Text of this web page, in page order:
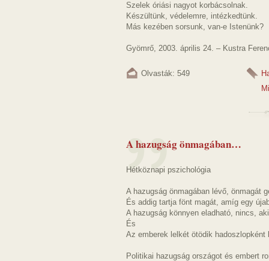
Szelek óriási nagyot korbácsolnak.
Készültünk, védelemre, intézkedtünk.
Más kezében sorsunk, van-e Istenünk?
Gyömrő, 2003. április 24. – Kustra
Olvasták: 549
A hazugság önmagában…
Hétköznapi pszichológia
A hazugság önmagában lévő, önmagát
És addig tartja fönt magát, amíg egy
A hazugság könnyen eladható, nincs,
És
Az emberek lelkét ötödik hadoszlopként
Politikai hazugság országot és embert